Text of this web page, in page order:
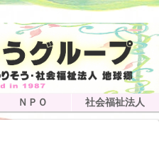
ＮＰＯ 社会福祉法人